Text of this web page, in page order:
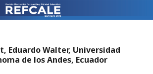
Eduardo Walter, Universidad
de los Andes, Ecuador